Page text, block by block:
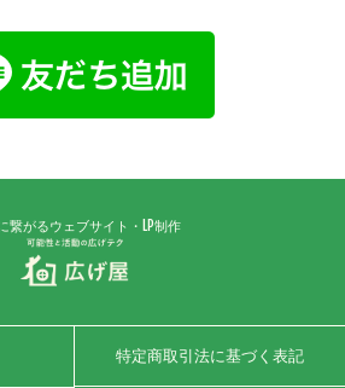
繋がるウェブサイト・LP制作
特定商取引法に基づく表記